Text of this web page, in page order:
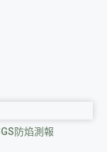
防焰測報